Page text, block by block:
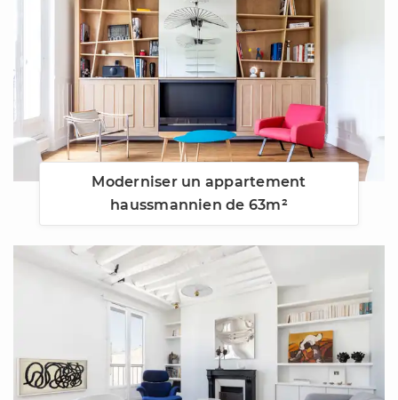
Moderniser un appartement
haussmannien de 63m²